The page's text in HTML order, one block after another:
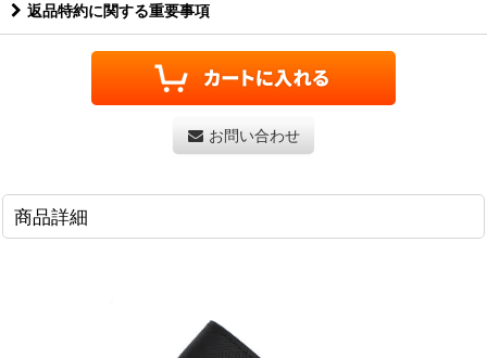
返品特約に関する重要事項
お問い合わせ
商品詳細